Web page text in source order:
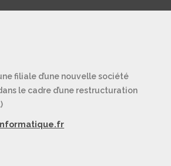
filiale d’une nouvelle société
le cadre d’une restructuration